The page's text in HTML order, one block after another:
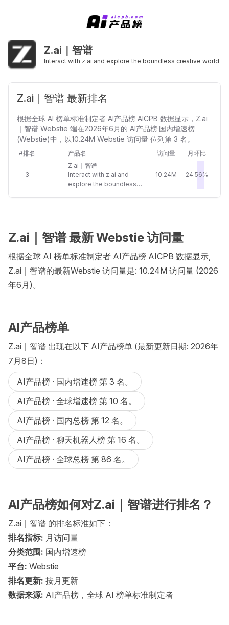
Z.ai｜智谱
Interact with z.ai and explore the boundless creative world
Z.ai｜智谱 最新排名
根据全球 AI 榜单标准制定者 AI产品榜 AICPB 数据显示，Z.ai
｜智谱 Webstie 端在2026年6月的 AI产品榜·国内增速榜
(Webstie)中，以10.24M Webstie 访问量 位列第 3 名。
#排名 产品名 访问量 月环比
3
Z.ai｜智谱
Interact with z.ai and
explore the boundless
10.24M 24.56%
Z.ai｜智谱 最新 Webstie 访问量
根据全球 AI 榜单标准制定者 AI产品榜 AICPB 数据显示,
Z.ai｜智谱的最新Webstie 访问量是: 10.24M 访问量 (2026
年6月)。
AI产品榜单
Z.ai｜智谱 出现在以下 AI产品榜单 (最新更新日期: 2026年
7月8日)：
AI产品榜 · 国内增速榜 第 3 名。
AI产品榜 · 全球增速榜 第 10 名。
AI产品榜 · 国内总榜 第 12 名。
AI产品榜 · 聊天机器人榜 第 16 名。
AI产品榜 · 全球总榜 第 86 名。
AI产品榜如何对Z.ai｜智谱进行排名？
Z.ai｜智谱 的排名标准如下：
排名指标: 月访问量
分类范围: 国内增速榜
平台: Webstie
排名更新: 按月更新
数据来源: AI产品榜，全球 AI 榜单标准制定者